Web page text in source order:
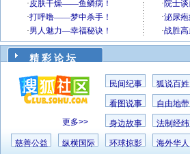
精 彩 论 坛
更多>>
民间纪事 狐说百姓
看图说事 自由地带
身边故事 法制经纬
慈善公益 纵横国际 环球掠影 海外华人